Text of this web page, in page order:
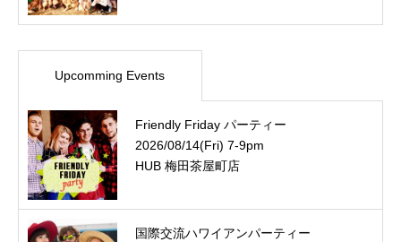
Upcomming Events
Friendly Friday パーティー
2026/08/14(Fri) 7-9pm
HUB 梅田茶屋町店
国際交流ハワイアンパーティー